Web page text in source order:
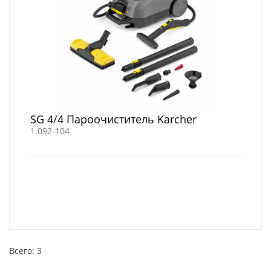
SG 4/4 Пароочиститель Karcher
1.092-104
Всего: 3